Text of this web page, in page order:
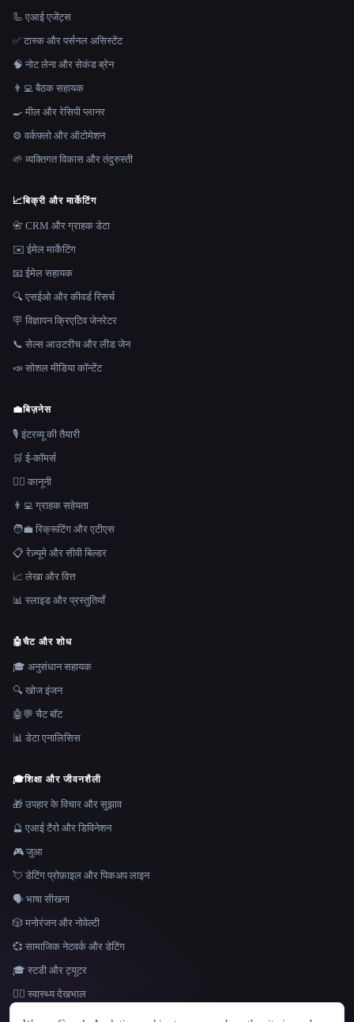
भाषा
🦾 एआई एजेंट्स
✅ टास्क और पर्सनल असिस्टेंट
🧠 नोट लेना और सेकंड ब्रेन
👨‍💻 बैठक सहायक
🍳 मील और रेसिपी प्लानर
⚙️ वर्कफ़्लो और ऑटोमेशन
🌱 व्यक्तिगत विकास और तंदुरुस्ती
📈बिक्री और मार्केटिंग
📇 CRM और ग्राहक डेटा
✉️ ईमेल मार्केटिंग
📧 ईमेल सहायक
🔍 एसईओ और कीवर्ड रिसर्च
🪧 विज्ञापन क्रिएटिव जेनरेटर
📞 सेल्स आउटरीच और लीड जेन
📣 सोशल मीडिया कॉन्टेंट
💼बिज़नेस
🎙️ इंटरव्यू की तैयारी
🛒 ई-कॉमर्स
👩‍⚖️ कानूनी
👨‍💻 ग्राहक सहेयता
🧑‍💼 रिक्रूटिंग और एटीएस
📋 रेज़्यूमे और सीवी बिल्डर
📈 लेखा और वित्त
📊 स्लाइड और प्रस्तुतियाँ
🤖चैट और शोध
🎓 अनुसंधान सहायक
🔍 खोज इंजन
🤖💬 चैट बॉट
📊 डेटा एनालिसिस
🎓शिक्षा और जीवनशैली
🎁 उपहार के विचार और सुझाव
🔮 एआई टैरो और डिविनेशन
🎮 जुआ
💘 डेटिंग प्रोफ़ाइल और पिकअप लाइन
🗣️ भाषा सीखना
🎲 मनोरंजन और नोवेल्टी
💞 सामाजिक नेटवर्क और डेटिंग
🎓 स्टडी और ट्यूटर
👩‍⚕️ स्वास्थ्य देखभाल